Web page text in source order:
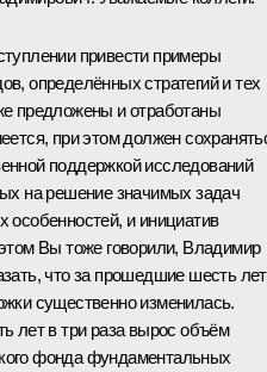
привести примеры
определённых стратегий и тех
предложены и отработаны
при этом должен
поддержкой исследований
на решение значимых задач
особенностей, и инициатив
Вы тоже говорили, Владимир
что за прошедшие шесть лет
существенно изменилась.
лет в три раза вырос объём
фонда фундаментальных